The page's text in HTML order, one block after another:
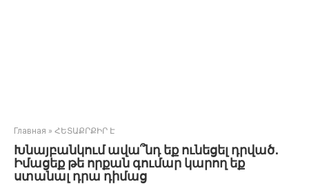
Главная » ՀԵՏԱՔՐՔԻՐ Է
Խնայբանկում ավա՞նդ եք ունեցել դրված․
Իմացեք թե որքան գումար կարող եք
ստանալ դրա դիմաց